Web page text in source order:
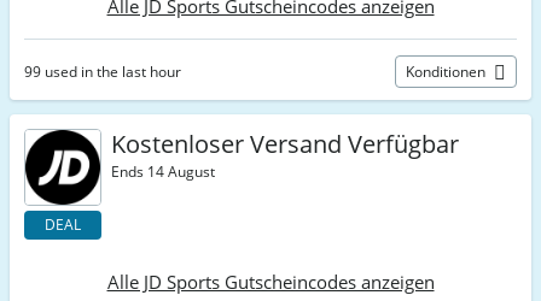
Alle JD Sports Gutscheincodes anzeigen
99 used in the last hour Konditionen
DEAL
Kostenloser Versand Verfügbar
Ends 14 August
Alle JD Sports Gutscheincodes anzeigen